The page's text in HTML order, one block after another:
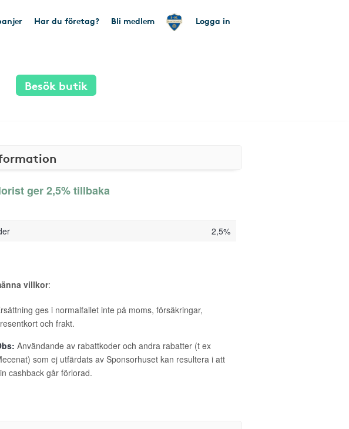
Har du företag? Bli medlem Logga in
Besök butik
ger 2,5% tillbaka
2,5%
villkor:
ges i normalfallet inte på moms, försäkringar,
och frakt.
Användande av rabattkoder och andra rabatter (t ex
som ej utfärdats av Sponsorhuset kan resultera i att
cashback går förlorad.